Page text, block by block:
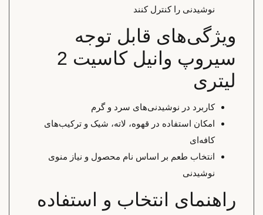
نوشیدنی را کنترل کنند
ویژگی‌های قابل توجه
سیروپ وانیل کاسیت 2
لیتری
کاربرد در نوشیدنی‌های سرد و گرم
امکان استفاده در قهوه، لاته، شیک و ترکیب‌های
کافه‌ای
انتخاب طعم بر اساس نام محصول و نیاز منوی
نوشیدنی
راهنمای انتخاب و استفاده